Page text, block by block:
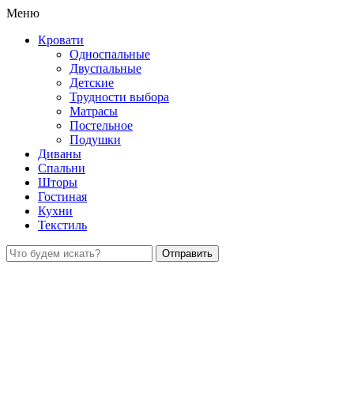
Меню
Кровати
Односпальные
Двуспальные
Детские
Трудности выбора
Матрасы
Постельное
Подушки
Диваны
Спальни
Шторы
Гостиная
Кухни
Текстиль